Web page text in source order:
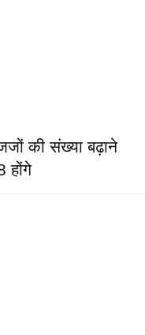
की संख्या बढ़ाने
होंगे